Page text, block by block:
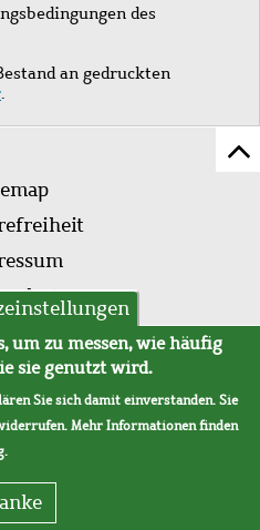
des
an gedruckten
.
um zu messen, wie häufig
sie genutzt wird.
Sie sich damit einverstanden. Sie
Mehr Informationen finden
.